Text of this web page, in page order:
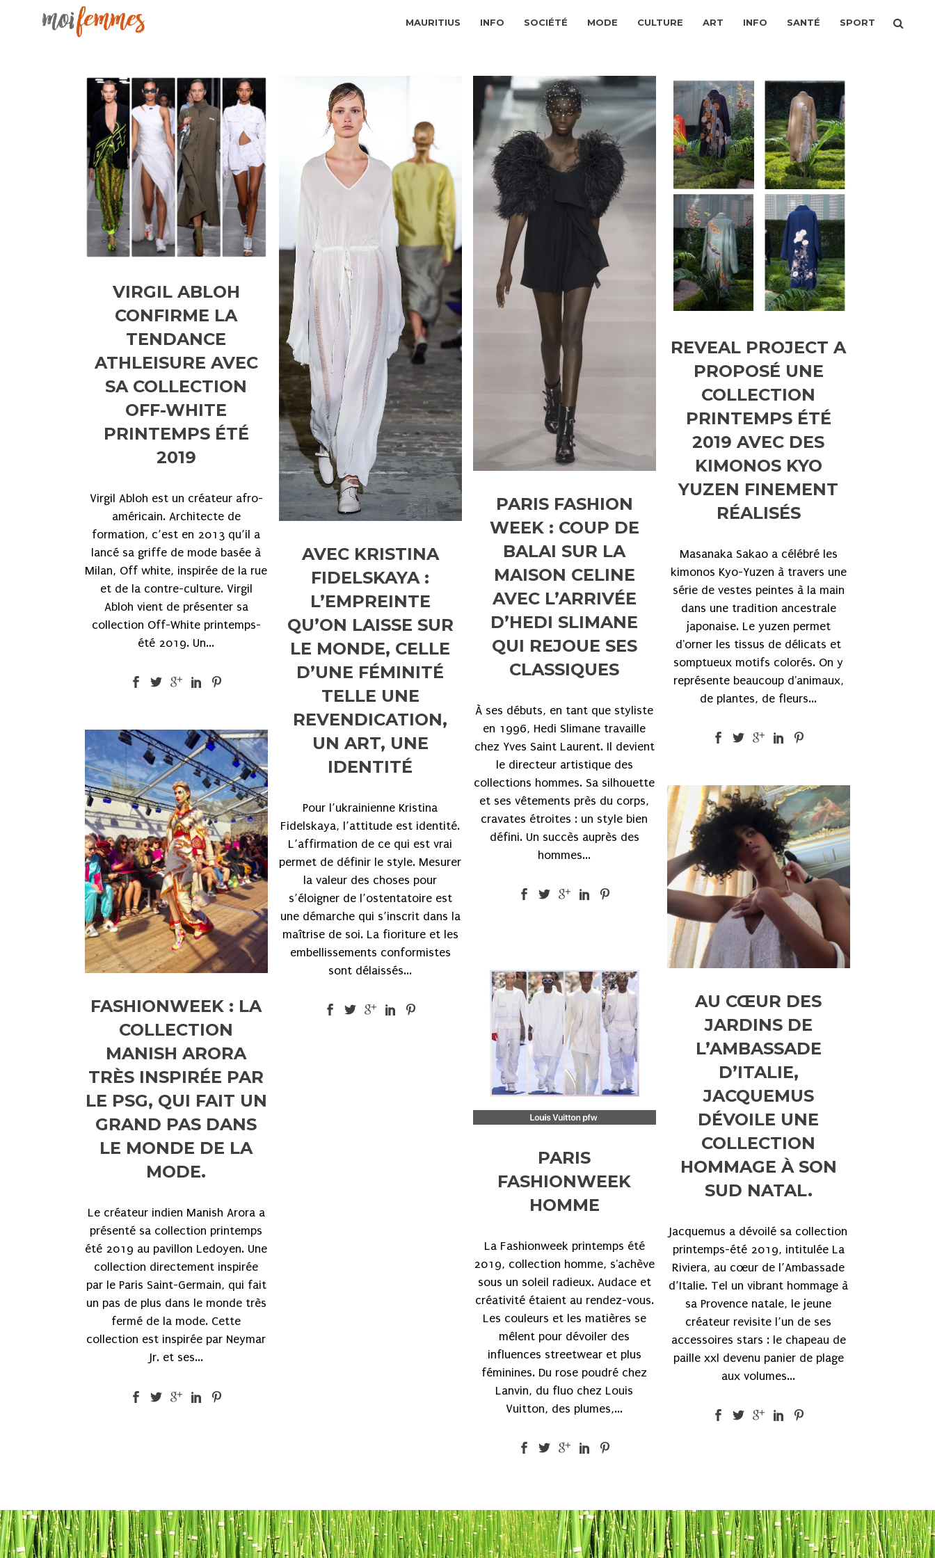
MAURITIUS INFO SOCIÉTÉ MODE CULTURE ART INFO SANTÉ SPORT
VIRGIL ABLOH
CONFIRME LA
TENDANCE
ATHLEISURE AVEC
SA COLLECTION
OFF-WHITE
PRINTEMPS ÉTÉ
2019
Virgil Abloh est un créateur afro-
américain. Architecte de
formation, c’est en 2013 qu’il a
lancé sa griffe de mode basée à
Milan, Off white, inspirée de la rue
et de la contre-culture. Virgil
Abloh vient de présenter sa
collection Off-White printemps-
été 2019. Un...
AVEC KRISTINA
FIDELSKAYA :
L’EMPREINTE
QU’ON LAISSE SUR
LE MONDE, CELLE
D’UNE FÉMINITÉ
TELLE UNE
REVENDICATION,
UN ART, UNE
IDENTITÉ
Pour l’ukrainienne Kristina
Fidelskaya, l’attitude est identité.
L’affirmation de ce qui est vrai
permet de définir le style. Mesurer
la valeur des choses pour
s’éloigner de l’ostentatoire est
une démarche qui s’inscrit dans la
maîtrise de soi. La fioriture et les
embellissements conformistes
sont délaissés...
PARIS FASHION
WEEK : COUP DE
BALAI SUR LA
MAISON CELINE
AVEC L’ARRIVÉE
D’HEDI SLIMANE
QUI REJOUE SES
CLASSIQUES
À ses débuts, en tant que styliste
en 1996, Hedi Slimane travaille
chez Yves Saint Laurent. Il devient
le directeur artistique des
collections hommes. Sa silhouette
et ses vêtements près du corps,
cravates étroites : un style bien
défini. Un succès auprès des
hommes...
REVEAL PROJECT A
PROPOSÉ UNE
COLLECTION
PRINTEMPS ÉTÉ
2019 AVEC DES
KIMONOS KYO
YUZEN FINEMENT
RÉALISÉS
Masanaka Sakao a célébré les
kimonos Kyo-Yuzen à travers une
série de vestes peintes à la main
dans une tradition ancestrale
japonaise. Le yuzen permet
d'orner les tissus de délicats et
somptueux motifs colorés. On y
représente beaucoup d'animaux,
de plantes, de fleurs...
FASHIONWEEK : LA
COLLECTION
MANISH ARORA
TRÈS INSPIRÉE PAR
LE PSG, QUI FAIT UN
GRAND PAS DANS
LE MONDE DE LA
MODE.
Le créateur indien Manish Arora a
présenté sa collection printemps
été 2019 au pavillon Ledoyen. Une
collection directement inspirée
par le Paris Saint-Germain, qui fait
un pas de plus dans le monde très
fermé de la mode. Cette
collection est inspirée par Neymar
Jr. et ses...
AU CŒUR DES
JARDINS DE
L’AMBASSADE
D’ITALIE,
JACQUEMUS
DÉVOILE UNE
COLLECTION
HOMMAGE À SON
SUD NATAL.
Jacquemus a dévoilé sa collection
printemps-été 2019, intitulée La
Riviera, au cœur de l’Ambassade
d’Italie. Tel un vibrant hommage à
sa Provence natale, le jeune
créateur revisite l’un de ses
accessoires stars : le chapeau de
paille xxl devenu panier de plage
aux volumes...
PARIS
FASHIONWEEK
HOMME
La Fashionweek printemps été
2019, collection homme, s'achève
sous un soleil radieux. Audace et
créativité étaient au rendez-vous.
Les couleurs et les matières se
mêlent pour dévoiler des
influences streetwear et plus
féminines. Du rose poudré chez
Lanvin, du fluo chez Louis
Vuitton, des plumes,...